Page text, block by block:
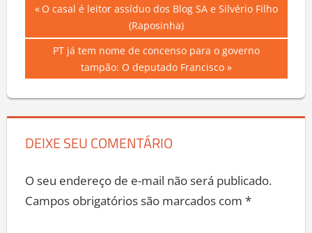
Navegação
de
Previous
O casal é leitor assíduo dos Blog SA e Silvério Filho
(Raposinha)
Next
PT já tem nome de concenso para o governo
tampão: O deputado Francisco
DEIXE SEU COMENTÁRIO
O seu endereço de e-mail não será publicado.
Campos obrigatórios são marcados com *